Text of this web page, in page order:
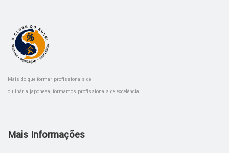
Mais do que formar profissionais de
culinária japonesa, formamos profissionais de excelência
Mais Informações